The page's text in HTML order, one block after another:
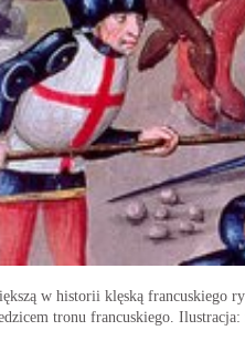
w historii klęską
tronu francuskiego.